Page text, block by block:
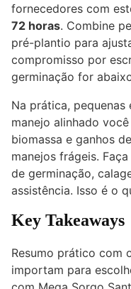
fornecedores com
72 horas. Combine
pré-plantio para
compromisso por
germinação for
Na prática, pequenas
manejo alinhado
biomassa e ganhos de
manejos frágeis.
de germinação,
assistência. Isso é o
Key Takeaways
Resumo prático com
importam para